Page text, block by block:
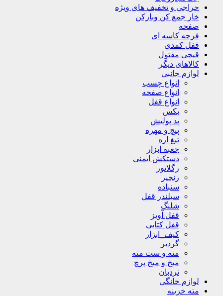
حراجی و تخفیف های ویژه
خار جمع کن وبازکن
صفحه
فرچه کاسه ای
قفل کمدی
قیچی مفتول
کالاهای دیگر
لوازم جانبی
انواع چسب
انواع صفحه
انواع قفل
بکس
پد پولیش
پیچ و مهره
تیغ اره
جعبه ابزار
دستکش ایمنی
رگلاتور
زنجیر
سنباده
سیلندر قفل
شلنگ
قفل آویز
قفل کتابی
کیف_ابزار
گردبر
مته و ست مته
میخ و میخ پرچ
نردبان
لوازم خانگی
مته خزینه